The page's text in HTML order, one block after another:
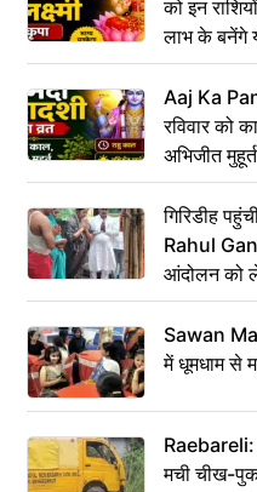
को इन
लाभ के बनेंगे
Aaj Ka
रविवार को
अभिजीत
गिरिडीह
Rahul
आंदोलन को
Sawan
में धूमधाम से
Raebareli:
मची चीख-